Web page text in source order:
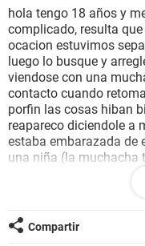
BIENESTAR
SEXUALIDAD
GLOSARIO
hola tengo 18 años y
complicado, resulta
ocacion estuvimos
luego lo busque y
viendose con una
contacto cuando
porfin las cosas hiban
reapareco diciendole a
estaba embarazada de
una niña (la muchacha
por sorpresa a todos, y
mi y que eso no va a
quiero separarme de
cuando la
Compartir